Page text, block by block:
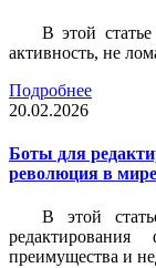
В этой
активность, не
Подробнее
20.02.2026
Боты для
революция в
В этой
преимущества и